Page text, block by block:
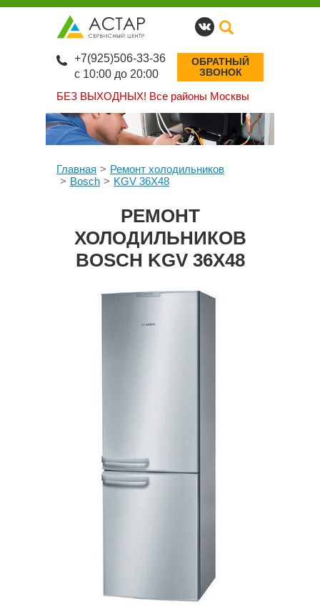
БЕЗ ВЫХОДНЫХ! Все районы Москвы
+7(925)506-33-36
с 10:00 до 20:00
ОБРАТНЫЙ
ЗВОНОК
Главная
Ремонт холодильников
Bosch
KGV 36X48
РЕМОНТ
ХОЛОДИЛЬНИКОВ
BOSCH KGV 36X48